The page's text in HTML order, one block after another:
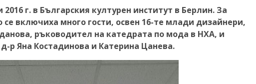
г. в Българския културен институт в Берлин. За
се включиха много гости, освен 16-те млади дизайнери,
ръководител на катедрата по мода в НХА, и
р Яна Костадинова и Катерина Цанева.